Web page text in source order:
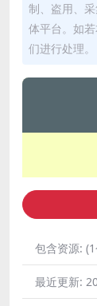
制、盗用、
体平台。如
们进行处理。
包含资源:
最近更新: